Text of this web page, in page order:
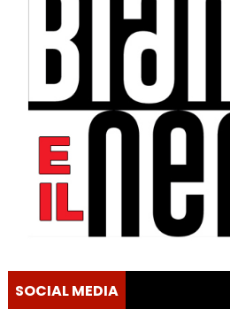
SOCIAL MEDIA